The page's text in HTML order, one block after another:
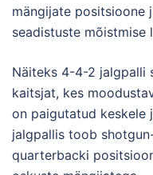
mängijate positsioone
seadistuste mõistmise
Näiteks 4-4-2 jalgpalli
kaitsjat, kes
on paigutatud keskele
jalgpallis toob
quarterbacki